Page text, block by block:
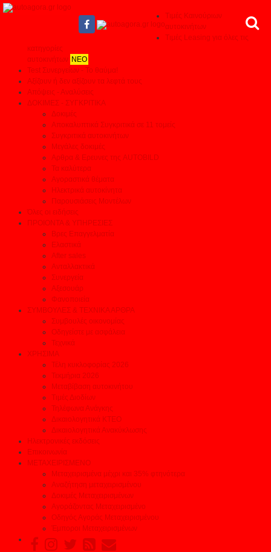
Τιμές Καινούριων
αυτοκινήτων
Τιμές Leasing για όλες τις
κατηγορίες
αυτοκινήτων ΝΕΟ
Test Συνεργείων - Το θαύμα!
Αξίζουν ή δεν αξίζουν τα λεφτά τους
Απόψεις - Αναλύσεις
ΔΟΚΙΜΕΣ - ΣΥΓΚΡΙΤΙΚΑ
Δοκιμές
Αποκαλυπτικά Συγκριτικά σε 11 τομείς
Συγκριτικά αυτοκινήτων
Μεγάλες δοκιμές
Αρθρα & Ερευνες της AUTOBILD
Τα καλύτερα
Αγοραστικά θέματα
Ηλεκτρικά αυτοκίνητα
Παρουσιάσεις Μοντέλων
Όλες οι ειδήσεις
ΠΡΟΙΟΝΤΑ & ΥΠΗΡΕΣΙΕΣ
Βρες Επαγγελματία
Ελαστικά
After sales
Ανταλλακτικά
Συνεργεία
Αξεσουάρ
Φανοποιεία
ΣΥΜΒΟΥΛΕΣ & ΤΕΧΝΙΚΑ ΑΡΘΡΑ
Συμβουλές οικονομίας
Οδηγείστε με ασφάλεια
Τεχνικά
ΧΡΗΣΙΜΑ
Τέλη κυκλοφορίας 2026
Τεκμήρια 2026
Μεταβίβαση αυτοκινήτου
Τιμές Διοδίων
Τηλέφωνα Ανάγκης
Δικαιολογητικά ΚΤΕΟ
Δικαιολογητικά Ανακύκλωσης
Ηλεκτρονικές εκδόσεις
Επικοινωνία
ΜΕΤΑΧΕΙΡΙΣΜΕΝΟ
Μεταχειρισμένα μέχρι και 35% φτηνότερα
Αναζήτηση μεταχειρισμένου
Δοκιμές Μεταχειρισμένων
Αγοράζοντας Μεταχειρισμένο
Οδηγός Αγοράς Μεταχειρισμένου
Έμποροι Μεταχειρισμένων